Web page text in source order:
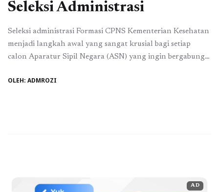
Seleksi Administrasi
Seleksi administrasi Formasi CPNS Kementerian Kesehatan
menjadi langkah awal yang sangat krusial bagi setiap
calon Aparatur Sipil Negara (ASN) yang ingin bergabung
peserta harus memastikan semua dokumen dan syarat yang
OLEH: ADMROZI
AD